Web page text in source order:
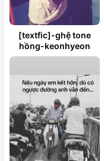
[textfic]-ghệ tone
hồng-keonhyeon